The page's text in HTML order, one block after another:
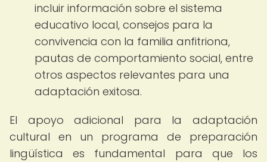
incluir información sobre el sistema
educativo local, consejos para la
convivencia con la familia anfitriona,
pautas de comportamiento social, entre
otros aspectos relevantes para una
adaptación exitosa.
El apoyo adicional para la adaptación
cultural en un programa de preparación
lingüística es fundamental para que los